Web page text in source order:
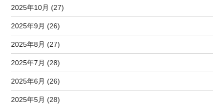
2025年10月 (27)
2025年9月 (26)
2025年8月 (27)
2025年7月 (28)
2025年6月 (26)
2025年5月 (28)